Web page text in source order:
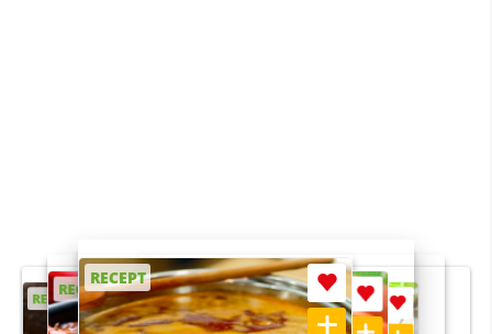
RECEPT
RECEPT
RECEPT
RECEPT
RECEPT